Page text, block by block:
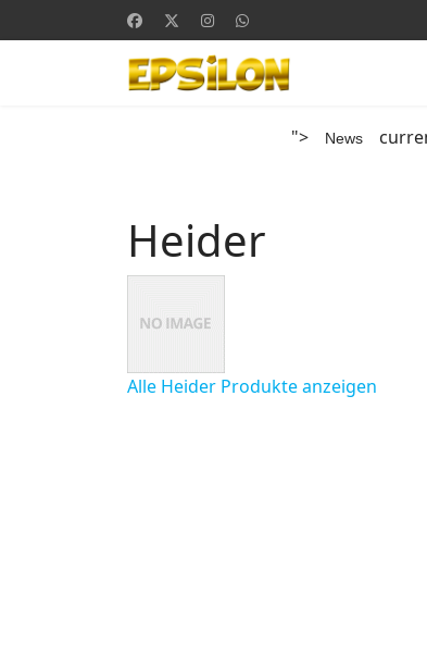
"> News
Heider
Alle Heider Produkte anzeigen